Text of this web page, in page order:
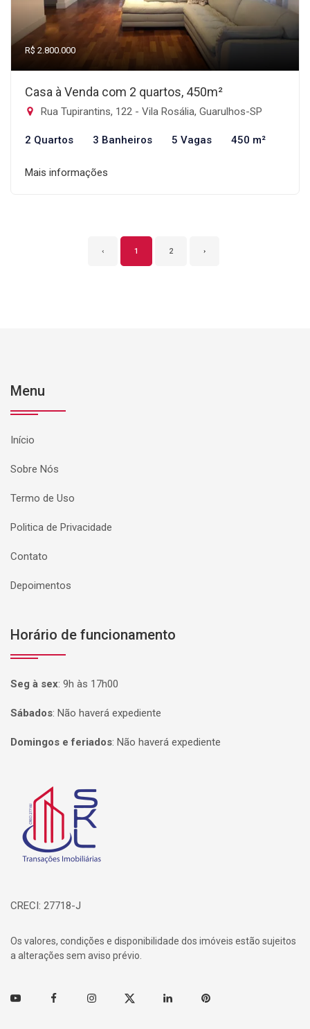
R$ 2.800.000
Casa à Venda com 2 quartos, 450m²
Rua Tupirantins, 122 - Vila Rosália, Guarulhos-SP
2 Quartos 3 Banheiros 5 Vagas 450 m²
Mais informações
‹ 1 2 ›
Menu
Início
Sobre Nós
Termo de Uso
Politica de Privacidade
Contato
Depoimentos
Horário de funcionamento
Seg à sex: 9h às 17h00
Sábados: Não haverá expediente
Domingos e feriados: Não haverá expediente
Página inicial
CRECI: 27718-J
Os valores, condições e disponibilidade dos imóveis estão sujeitos
a alterações sem aviso prévio.
Youtube FacebookInstagramTwitter Linkedin Pinterest